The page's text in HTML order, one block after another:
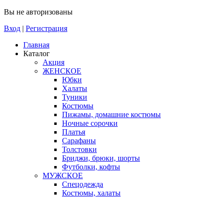
Вы не авторизованы
Вход | Регистрация
Главная
Каталог
Акция
ЖЕНСКОЕ
Юбки
Халаты
Туники
Костюмы
Пижамы, домашние костюмы
Ночные сорочки
Платья
Сарафаны
Толстовки
Бриджи, брюки, шорты
Футболки, кофты
МУЖСКОЕ
Спецодежда
Костюмы, халаты